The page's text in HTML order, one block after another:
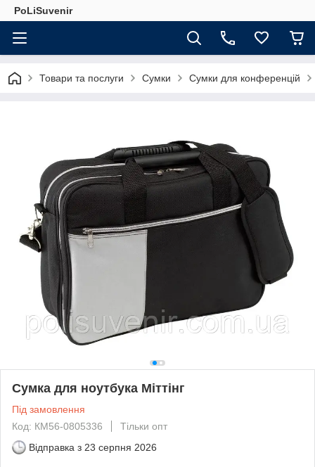
PoLiSuvenir
Товари та послуги Сумки Сумки для конференцій
Сумка для ноутбука Міттінг
Під замовлення
Код: КМ56-0805336
Тільки опт
Відправка з 23 серпня 2026